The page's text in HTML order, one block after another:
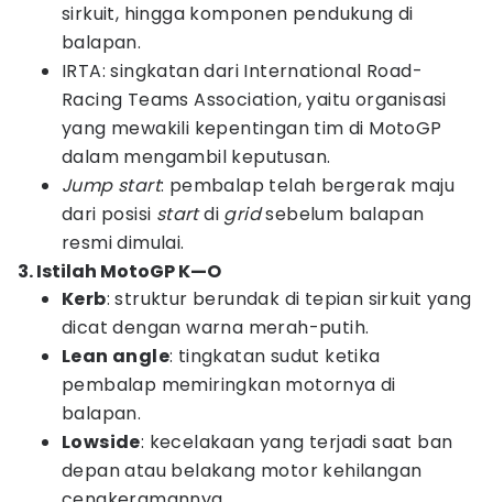
sirkuit, hingga komponen pendukung di
balapan.
IRTA: singkatan dari International Road-
Racing Teams Association, yaitu organisasi
yang mewakili kepentingan tim di MotoGP
dalam mengambil keputusan.
Jump start: pembalap telah bergerak maju
dari posisi startdi gridsebelum balapan
resmi dimulai.
3. Istilah MotoGP K—O
Kerb: struktur berundak di tepian sirkuit yang
dicat dengan warna merah-putih.
Lean angle: tingkatan sudut ketika
pembalap memiringkan motornya di
balapan.
Lowside: kecelakaan yang terjadi saat ban
depan atau belakang motor kehilangan